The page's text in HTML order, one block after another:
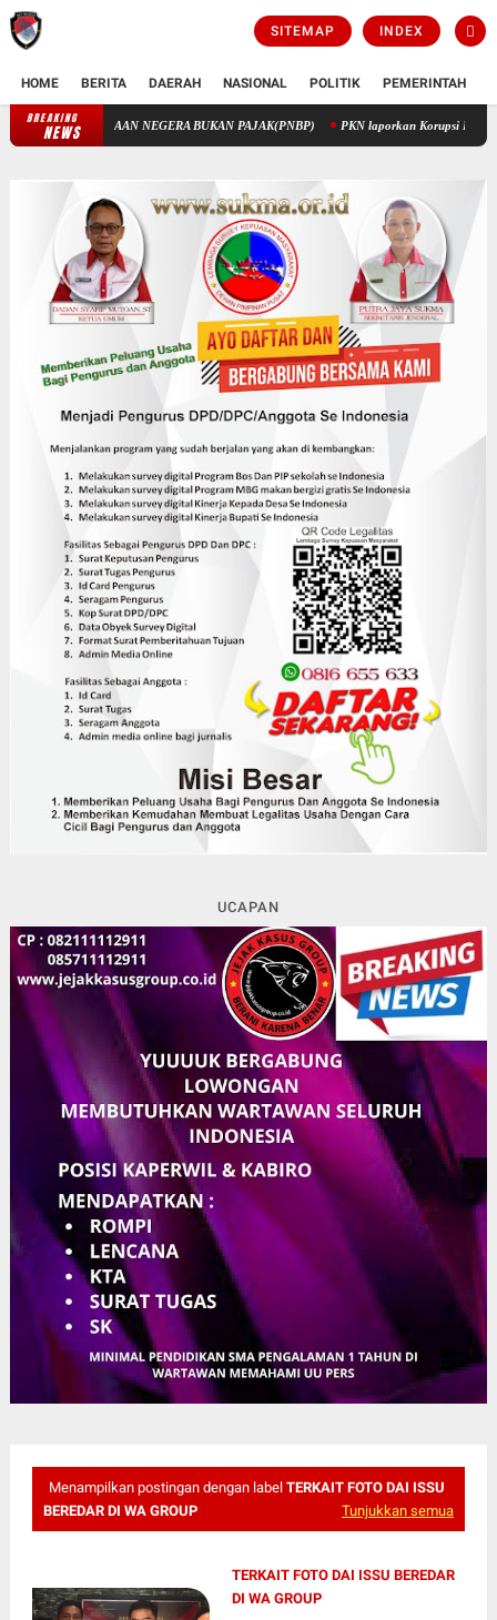
SITEMAP INDEX
HOME BERITA DAERAH NASIONAL POLITIK PEMERINTAH
BREAKING
NEWS PENGELOLAAN KEUANGAN STIK MELALUI PENERIMAAN NEGERA
UCAPAN
Menampilkan postingan dengan label TERKAIT FOTO DAI ISSU
BEREDAR DI WA GROUP
Tunjukkan semua
TERKAIT FOTO DAI ISSU BEREDAR
DI WA GROUP